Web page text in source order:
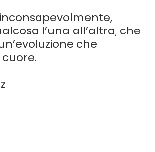
l’una all’altra, che
che